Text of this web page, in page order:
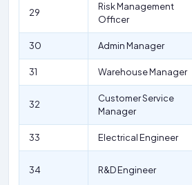
29
Risk Management
Officer
30 Admin Manager
31 Warehouse Manager
32
Customer Service
Manager
33 Electrical Engineer
34 R&D Engineer